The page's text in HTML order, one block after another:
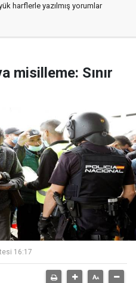
harflerle yazılmış yorumlar
misilleme: Sınır
16:17